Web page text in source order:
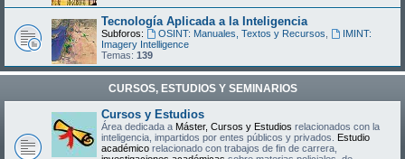
Tecnología Aplicada a la Inteligencia
Subforos: OSINT: Manuales, Textos y Recursos
IMINT:
Imagery Intelligence
Temas: 139
CURSOS, ESTUDIOS Y SEMINARIOS
Cursos y Estudios
Área dedicada a Máster, Cursos y Estudios relacionados con la
inteligencia, impartidos por entes públicos y privados. Estudio
académico relacionado con trabajos de fin de carrera,